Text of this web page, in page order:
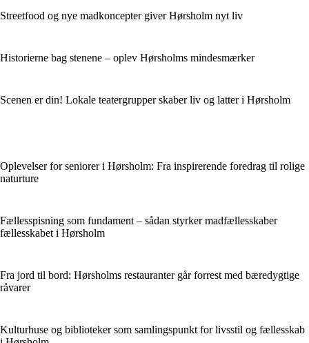
Streetfood og nye madkoncepter giver Hørsholm nyt liv
Historierne bag stenene – oplev Hørsholms mindesmærker
Scenen er din! Lokale teatergrupper skaber liv og latter i Hørsholm
Oplevelser for seniorer i Hørsholm: Fra inspirerende foredrag til rolige
naturture
Fællesspisning som fundament – sådan styrker madfællesskaber
fællesskabet i Hørsholm
Fra jord til bord: Hørsholms restauranter går forrest med bæredygtige
råvarer
Kulturhuse og biblioteker som samlingspunkt for livsstil og fællesskab